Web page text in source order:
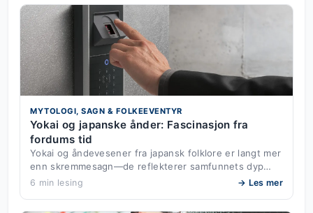
MYTOLOGI, SAGN & FOLKEEVENTYR
Yokai og japanske ånder: Fascinasjon fra
fordums tid
Yokai og åndevesener fra japansk folklore er langt mer
enn skremmesagn—de reflekterer samfunnets dyp…
6 min lesing → Les mer